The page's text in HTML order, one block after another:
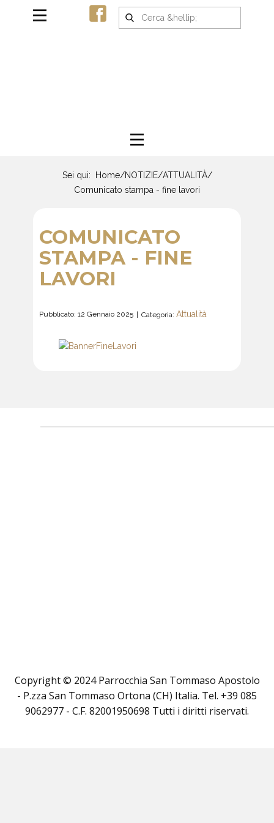
Sei qui: Home/NOTIZIE/ATTUALITÀ/
Comunicato stampa - fine lavori
COMUNICATO
STAMPA - FINE
LAVORI
Pubblicato: 12 Gennaio 2025 Categoria: Attualità
Copyright © 2024 Parrocchia San Tommaso Apostolo
- P.zza San Tommaso Ortona (CH) Italia. Tel. +39 085
9062977 - C.F. 82001950698 Tutti i diritti riservati.